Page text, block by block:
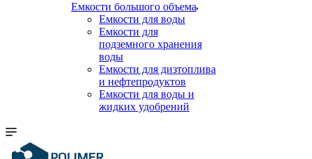
Емкости большого объема
Емкости для воды
Емкости для
подземного хранения
воды
Емкости для дизтоплива
и нефтепродуктов
Емкости для воды и
жидких удобрений